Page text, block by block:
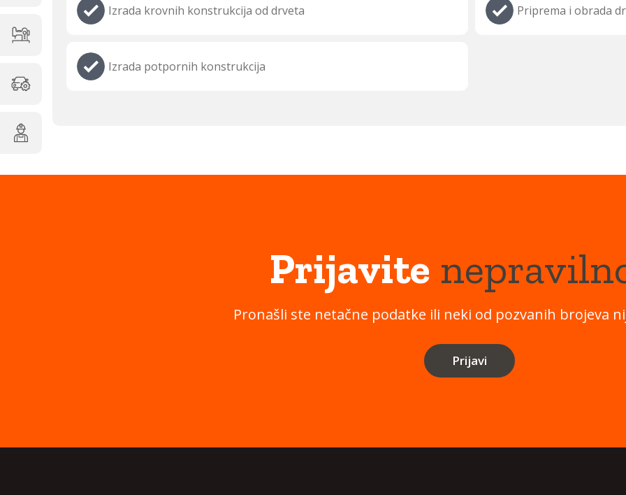
Izrada krovnih konstrukcija od drveta Priprema i obrada
Izrada potpornih konstrukcija
Prijavite
Pronašli ste netačne podatke ili neki od pozvanih brojeva
Prijavi